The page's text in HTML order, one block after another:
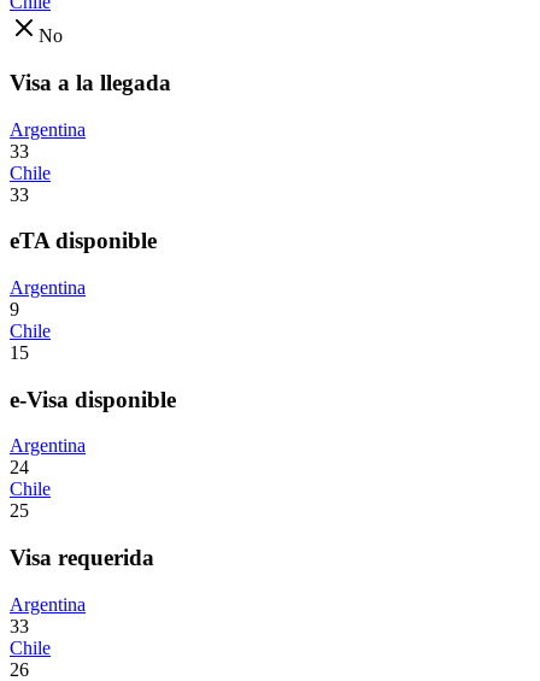
No
Visa a la llegada
Argentina
33
Chile
33
eTA disponible
Argentina
9
Chile
15
e-Visa disponible
Argentina
24
Chile
25
Visa requerida
Argentina
33
Chile
26